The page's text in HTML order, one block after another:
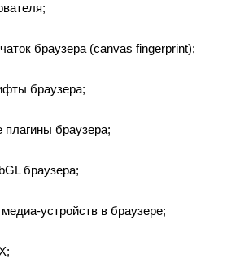
браузера (canvas fingerprint);
браузера;
браузера;
браузера;
устройств в браузере;